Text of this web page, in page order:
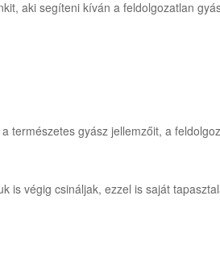
aki segíteni kíván a feldolgozatlan
természetes gyász jellemzőit, a
is végig csináljak, ezzel is saját